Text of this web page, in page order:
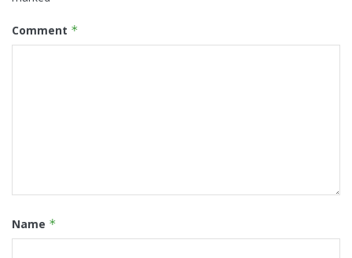
Comment *
Name *